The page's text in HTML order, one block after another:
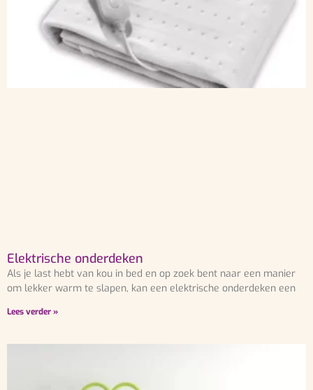
Elektrische onderdeken
Als je last hebt van kou in bed en op zoek bent naar een manier
om lekker warm te slapen, kan een elektrische onderdeken een
Lees verder »